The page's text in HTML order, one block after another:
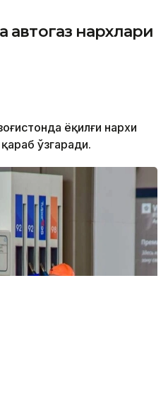
автогаз нархлари
ёқилғи нархи
ўзгаради.